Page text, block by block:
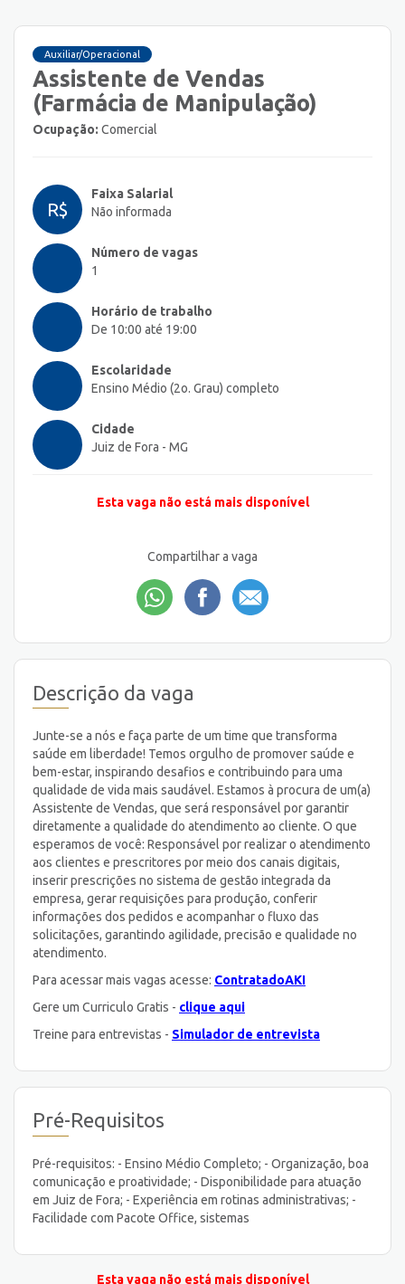
Auxiliar/Operacional
Assistente de Vendas
(Farmácia de Manipulação)
Ocupação: Comercial
R$
Faixa Salarial
Não informada
Número de vagas
1
Horário de trabalho
De 10:00 até 19:00
Escolaridade
Ensino Médio (2o. Grau) completo
Cidade
Juiz de Fora - MG
Esta vaga não está mais disponível
Compartilhar a vaga
Descrição da vaga
Junte-se a nós e faça parte de um time que transforma
saúde em liberdade! Temos orgulho de promover saúde e
bem-estar, inspirando desafios e contribuindo para uma
qualidade de vida mais saudável. Estamos à procura de um(a)
Assistente de Vendas, que será responsável por garantir
diretamente a qualidade do atendimento ao cliente. O que
esperamos de você: Responsável por realizar o atendimento
aos clientes e prescritores por meio dos canais digitais,
inserir prescrições no sistema de gestão integrada da
empresa, gerar requisições para produção, conferir
informações dos pedidos e acompanhar o fluxo das
solicitações, garantindo agilidade, precisão e qualidade no
atendimento.
Para acessar mais vagas acesse: ContratadoAKI
Gere um Curriculo Gratis - clique aqui
Treine para entrevistas - Simulador de entrevista
Pré-Requisitos
Pré-requisitos: - Ensino Médio Completo; - Organização, boa
comunicação e proatividade; - Disponibilidade para atuação
em Juiz de Fora; - Experiência em rotinas administrativas; -
Facilidade com Pacote Office, sistemas
Esta vaga não está mais disponível